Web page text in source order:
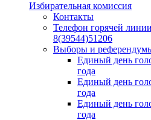
Избирательная комиссия
Контакты
Телефон горячей
8(39544)51206
Выборы и
Единый день
года
Единый день
года
Единый день
года